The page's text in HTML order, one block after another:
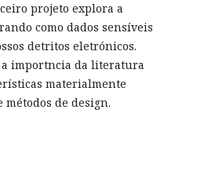
projeto explora a
como dados sensíveis
detritos eletrónicos.
importncia da literatura
materialmente
de design.